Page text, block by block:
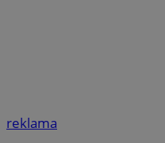
reklama